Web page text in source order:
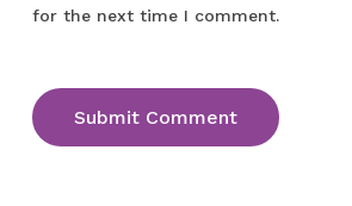
for the next time I comment.